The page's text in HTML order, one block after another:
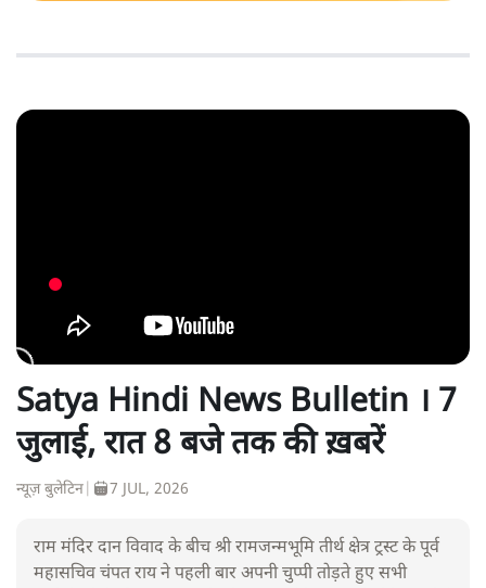
Satya Hindi News Bulletin । 7
जुलाई, रात 8 बजे तक की ख़बरें
न्यूज़ बुलेटिन 7 JUL, 2026
राम मंदिर दान विवाद के बीच श्री रामजन्मभूमि तीर्थ क्षेत्र ट्रस्ट के पूर्व
महासचिव चंपत राय ने पहली बार अपनी चुप्पी तोड़ते हुए सभी